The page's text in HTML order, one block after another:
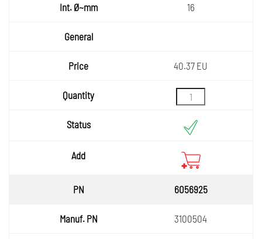
16
40.37 EU
6056925
3100504